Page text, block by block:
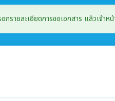
รายละเอียดการขอเอกสาร แล้วเจ้าห